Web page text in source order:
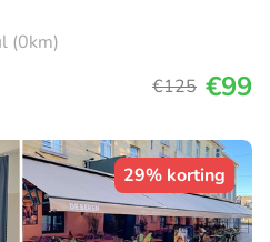
(0km)
€125 €99
29% korting